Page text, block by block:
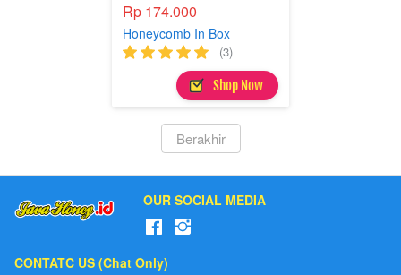
Rp 174.000
Honeycomb In Box
(3)
` Shop Now
`Berakhir
OUR SOCIAL MEDIA
CONTATC US (Chat Only)